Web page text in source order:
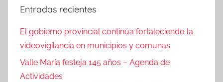
Entradas recientes
El gobierno provincial continúa fortaleciendo la
videovigilancia en municipios y comunas
Valle María festeja 145 años – Agenda de
Actividades